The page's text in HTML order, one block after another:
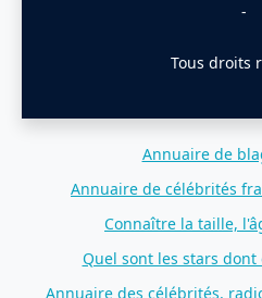
-
Tous droits
Annuaire de
Annuaire de célébrités
Connaître la taille,
Quel sont les stars dont
Annuaire des célébrités,